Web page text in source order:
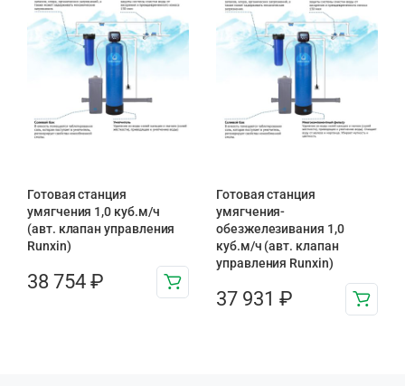
Готовая станция
умягчения 1,0 куб.м/ч
(авт. клапан управления
Runxin)
38 754 ₽
Готовая станция
умягчения-
обезжелезивания 1,0
куб.м/ч (авт. клапан
управления Runxin)
37 931 ₽